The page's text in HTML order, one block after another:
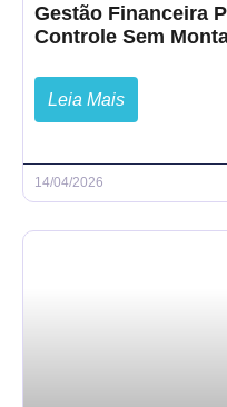
Gestão Financeira
Controle Sem
Leia Mais
14/04/2026